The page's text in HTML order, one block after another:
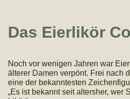
Das Eierlikör
Noch vor wenigen Jahren war
älterer Damen verpönt. Frei nach
eine der bekanntesten
„Es ist bekannt seit altersher, wer